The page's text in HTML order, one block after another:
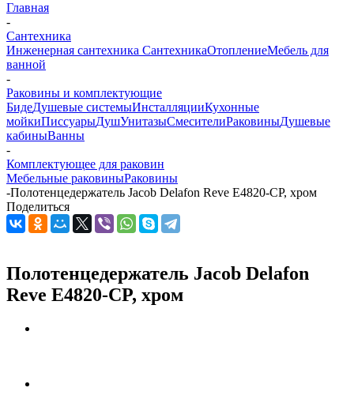
Главная
-
Сантехника
Инженерная сантехника СантехникаОтоплениеМебель для
ванной
-
Раковины и комплектующие
БидеДушевые системыИнсталляцииКухонные
мойкиПиссуарыДушУнитазыСмесителиРаковиныДушевые
кабиныВанны
-
Комплектующее для раковин
Мебельные раковиныРаковины
-Полотенцедержатель Jacob Delafon Reve E4820-CP, хром
Поделиться
Полотенцедержатель Jacob Delafon
Reve E4820-CP, хром